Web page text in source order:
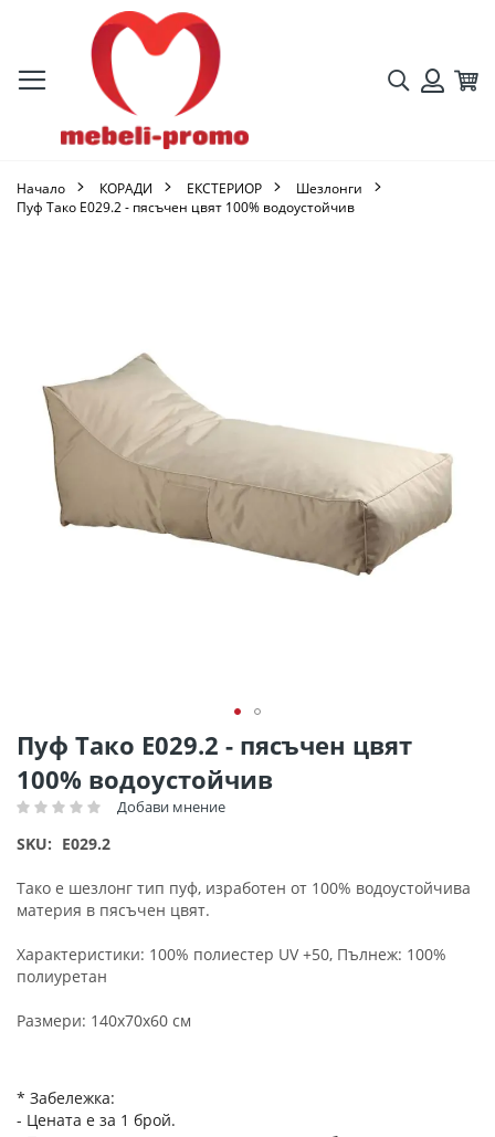
Търсене
Начало КОРАДИ ЕКСТЕРИОР
Шезлонги
Пуф Тако Ε029.2 - пясъчен цвят 100% водоустойчив
Пуф Тако Ε029.2 - пясъчен цвят
100% водоустойчив
Рейтинг: Добави мнение
SKU E029.2
Тако е шезлонг тип пуф, изработен от 100% водоустойчива
материя в пясъчен цвят.
Характеристики: 100% полиестер UV +50, Пълнеж: 100%
полиуретан
Размери: 140x70x60 см
* Забележка:
- Цената е за 1 брой.
изображенията
Преминете
към
началото
на
със